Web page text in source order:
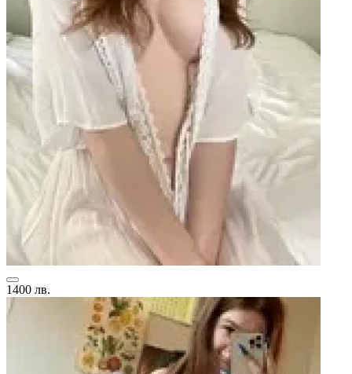
1400 лв.